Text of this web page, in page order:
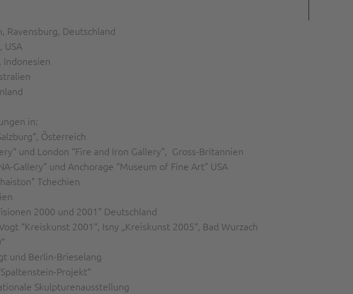
Ravensburg, Deutschland
USA
Indonesien
in:
Österreich
und London “Fire and Iron Gallery”, Gross-Britannien
Gallery” und Anchorage “Museum of Fine Art” USA
Tchechien
2000 und 2001” Deutschland
“Kreiskunst 2001“, Isny „Kreiskunst 2005“, Bad Wurzach
und Berlin-Brieselang
Projekt“
Skulpturenausstellung